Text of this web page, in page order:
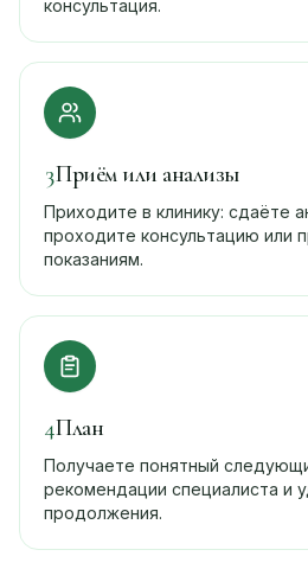
консультация.
3Приём или анализы
Приходите в клинику: сдаёте
проходите консультацию или
показаниям.
4План
Получаете понятный
рекомендации специалиста и
продолжения.